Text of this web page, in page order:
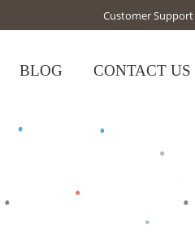
Customer Support
BLOG CONTACT US